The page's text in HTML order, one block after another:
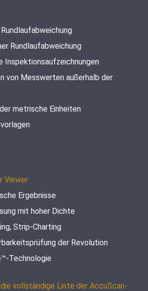
Rundlaufabweichung
Inspektionsaufzeichnungen
von Messwerten außerhalb der
metrische Einheiten
Viewer
Ergebnisse
mit hoher Dichte
Strip-Charting
der Revolution
Technologie
vollständige Liste der AccuScan-